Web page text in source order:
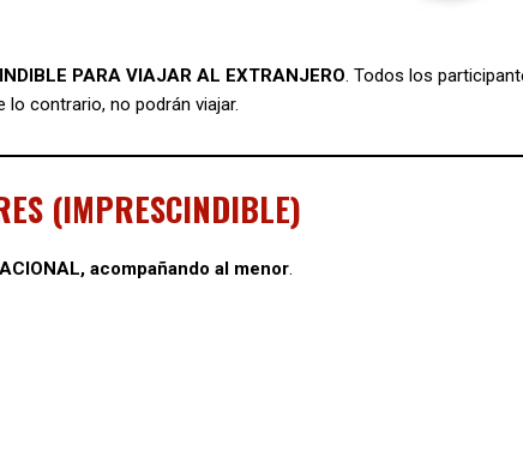
PARA VIAJAR AL EXTRANJERO. Todos los
lo contrario, no podrán viajar.
(IMPRESCINDIBLE)
acompañando al menor.